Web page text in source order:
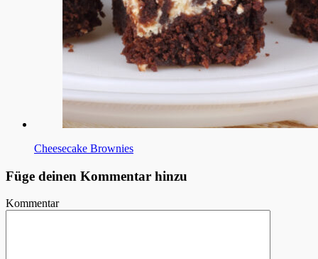
Cheesecake Brownies
Füge deinen Kommentar hinzu
Kommentar